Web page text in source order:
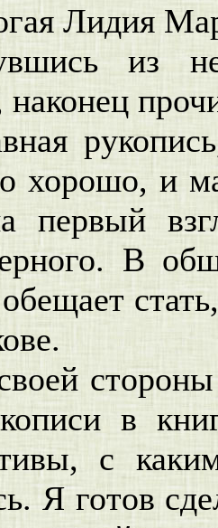
Лидия
из
наконец
хорошо, и
первый
В
в
с
Я готов